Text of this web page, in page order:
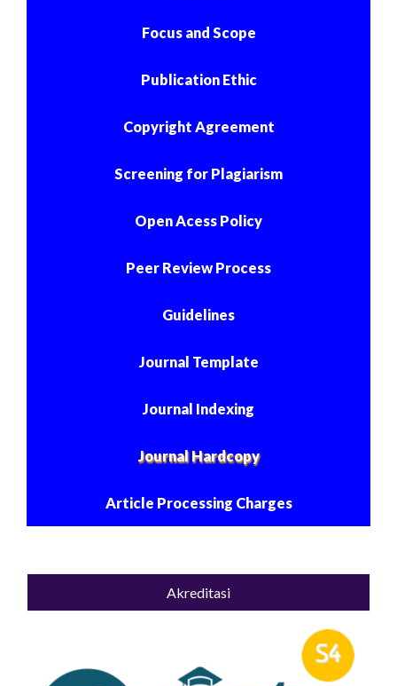
Focus and Scope
Publication Ethic
Copyright Agreement
Screening for Plagiarism
Open Acess Policy
Peer Review Process
Guidelines
Journal Template
Journal Indexing
Journal Hardcopy
Article Processing Charges
Akreditasi